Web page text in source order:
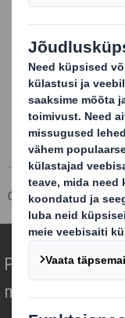
pealetrükiga
Töökindlaid
Ühtlast ja kindlat
kui ka
100%
Corporate
Pakendite
muutuvas